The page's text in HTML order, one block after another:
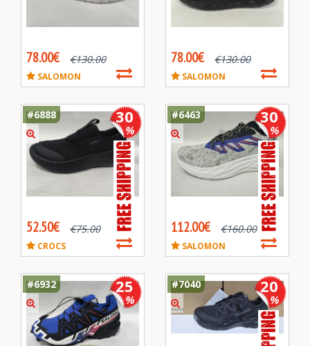
78.00€ €130.00
SALOMON
78.00€ €130.00
SALOMON
52.50€ €75.00
CROCS
#6888 30
%
112.00€ €160.00
SALOMON
#6463 30
%
#6932 25
%
#7040 20
%